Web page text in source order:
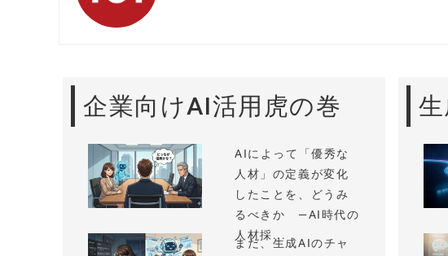
企業向けAI活用虎の巻
AIによって「優秀な
人材」の定義が変化
したことを、どうみ
るべきか —AI時代の
人材採...
まだ、生成AIのチャ